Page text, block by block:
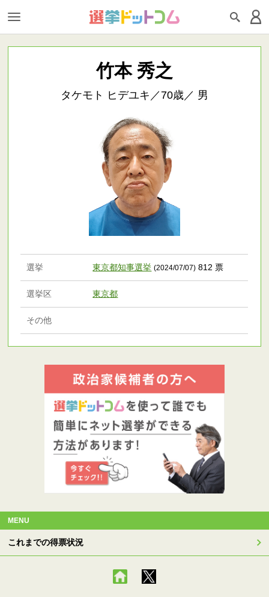
竹本 秀之
タケモト ヒデユキ／70歳／ 男
選挙 東京都知事選挙 (2024/07/07) 812 票
選挙区 東京都
その他
MENU
これまでの得票状況